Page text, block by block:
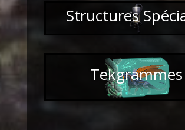
Structures
Tekgrammes